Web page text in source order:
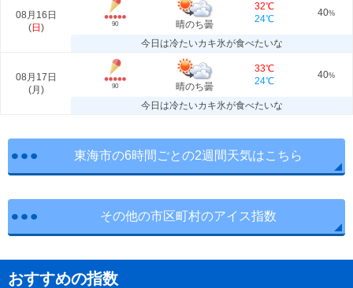
08月16日
(日 ) 90 晴のち曇
32℃
24℃
40%
今日は冷たいカキ氷が食べたいな
08月17日
(月 ) 90 晴のち曇
33℃
24℃
40%
今日は冷たいカキ氷が食べたいな
東海市の6時間ごとの2週間天気はこちら
その他の市区町村のアイス指数
おすすめの指数